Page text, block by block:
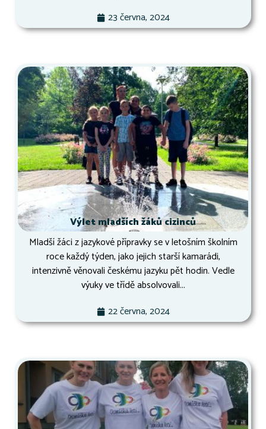
23 června, 2024
Výlet mladších žáků cizinců
Mladší žáci z jazykové přípravky se v letošním školním
roce každý týden, jako jejich starší kamarádi,
intenzivně věnovali českému jazyku pět hodin. Vedle
výuky ve třídě absolvovali...
22 června, 2024